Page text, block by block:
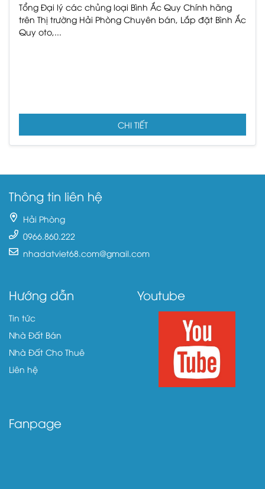
Tổng Đại lý các chủng loại Bình Ắc Quy Chính hãng
trên Thị trường Hải Phòng Chuyên bán, Lắp đặt Bình Ắc
Quy oto,...
CHI TIẾT
Thông tin liên hệ
Hải Phòng
0966.860.222
nhadatviet68.com@gmail.com
Hướng dẫn
Tin tức
Nhà Đất Bán
Nhà Đất Cho Thuê
Liên hệ
Youtube
Fanpage